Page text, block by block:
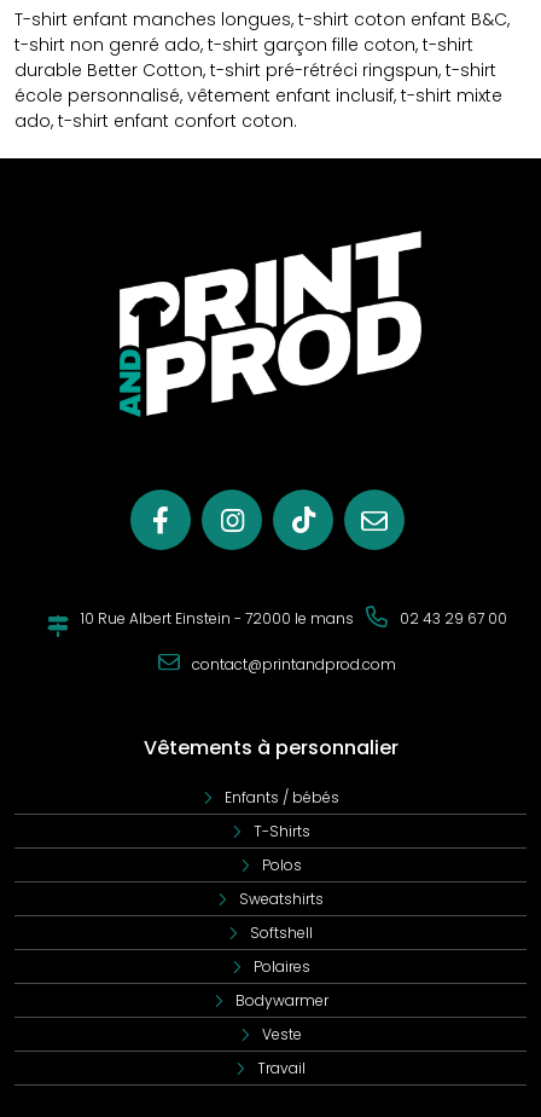
T-shirt enfant manches longues, t-shirt coton enfant B&C,
t-shirt non genré ado, t-shirt garçon fille coton, t-shirt
durable Better Cotton, t-shirt pré-rétréci ringspun, t-shirt
école personnalisé, vêtement enfant inclusif, t-shirt mixte
ado, t-shirt enfant confort coton.
10 Rue Albert Einstein - 72000 le mans 02 43 29 67 00
contact@printandprod.com
Vêtements à personnalier
Enfants / bébés
T-Shirts
Polos
Sweatshirts
Softshell
Polaires
Bodywarmer
Veste
Travail